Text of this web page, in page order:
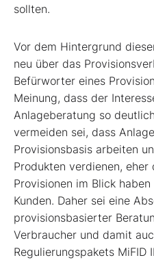
sollten.
Vor dem Hintergrund
neu über das
Befürworter eines
Meinung, dass der
Anlageberatung so
vermeiden sei, dass
Provisionsbasis arbeiten
Produkten verdienen, eher
Provisionen im Blick
Kunden. Daher sei eine
provisionsbasierter
Verbraucher und damit
Regulierungspakets MiFID